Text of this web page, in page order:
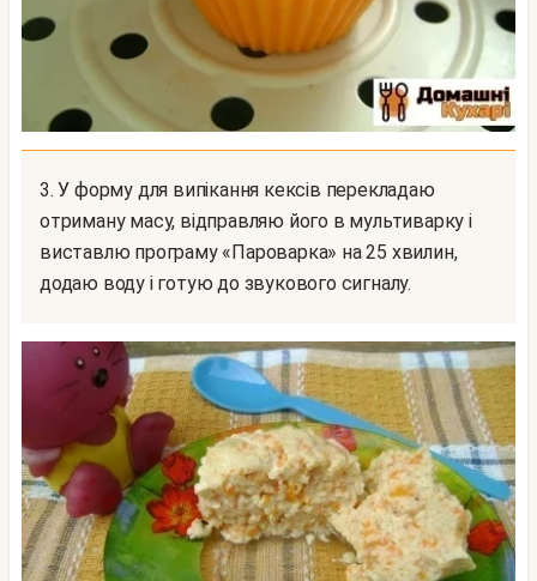
3. У форму для випікання кексів перекладаю
отриману масу, відправляю його в мультиварку і
виставлю програму «Пароварка» на 25 хвилин,
додаю воду і готую до звукового сигналу.